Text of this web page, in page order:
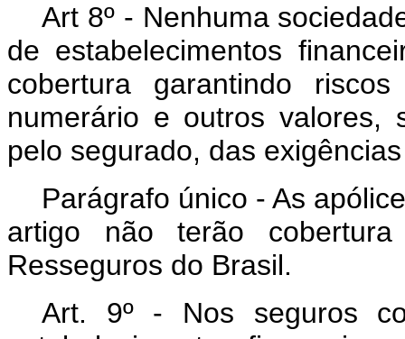
Art 8º - Nenhuma
de estabelecimentos
cobertura garantindo
numerário e outros valores,
pelo segurado, das
Parágrafo único - As
artigo não terão
Resseguros do Brasil.
Art. 9º - Nos seguros